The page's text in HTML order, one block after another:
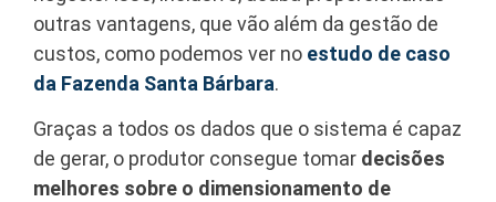
outras vantagens, que vão além da gestão de
custos, como podemos ver no estudo de caso
da Fazenda Santa Bárbara.
Graças a todos os dados que o sistema é capaz
de gerar, o produtor consegue tomar decisões
melhores sobre o dimensionamento de